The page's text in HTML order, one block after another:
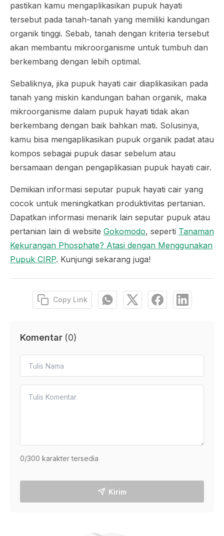
pastikan kamu mengaplikasikan pupuk hayati
tersebut pada tanah-tanah yang memiliki kandungan
organik tinggi. Sebab, tanah dengan kriteria tersebut
akan membantu mikroorganisme untuk tumbuh dan
berkembang dengan lebih optimal.
Sebaliknya, jika pupuk hayati cair diaplikasikan pada
tanah yang miskin kandungan bahan organik, maka
mikroorganisme dalam pupuk hayati tidak akan
berkembang dengan baik bahkan mati. Solusinya,
kamu bisa mengaplikasikan pupuk organik padat atau
kompos sebagai pupuk dasar sebelum atau
bersamaan dengan pengaplikasian pupuk hayati cair.
Demikian informasi seputar pupuk hayati cair yang
cocok untuk meningkatkan produktivitas pertanian.
Dapatkan informasi menarik lain seputar pupuk atau
pertanian lain di website Gokomodo, seperti Tanaman
Kekurangan Phosphate? Atasi dengan Menggunakan
Pupuk CIRP. Kunjungi sekarang juga!
Copy Link
Komentar (0)
0/300 karakter tersedia
Kirim